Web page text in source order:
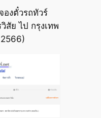
องตั๋วรถทัวร์
สัย ไป กรุงเทพ